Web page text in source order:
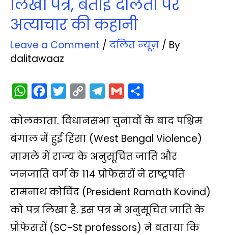
लिखा पत्र, बताई दलितों पर
अत्याचार की कहानी
Leave a Comment / दलित न्‍यूज़ / By
dalitawaaz
W
a
t
s
p
c
e
b
o
k
i
t
t
e
p
y
L
i
k
l
e
g
r
m
a
i
l
a
r
e
कोलकाता. विधानसभा चुनावों के बाद पश्चिम
बंगाल में हुई हिंसा (West Bengal Violence)
मामले में राज्य के अनुसूचित जाति और
जनजाति वर्ग के 114 प्रोफेसरों ने राष्ट्रपति
रामनाथ कोविंद (President Ramath Kovind)
को पत्र लिखा है. इस पत्र में अनुसूचित जाति के
प्रोफेसरों (SC-St professors) ने बताया कि